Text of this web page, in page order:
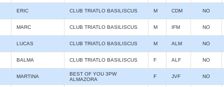
ERIC CLUB TRIATLO BASILISCUS M CDM NO
MARC CLUB TRIATLO BASILISCUS M IFM NO
LUCAS CLUB TRIATLO BASILISCUS M ALM NO
BALMA CLUB TRIATLO BASILISCUS F ALF NO
MARTINA
BEST OF YOU 3PW
ALMAZORA
F JVF NO